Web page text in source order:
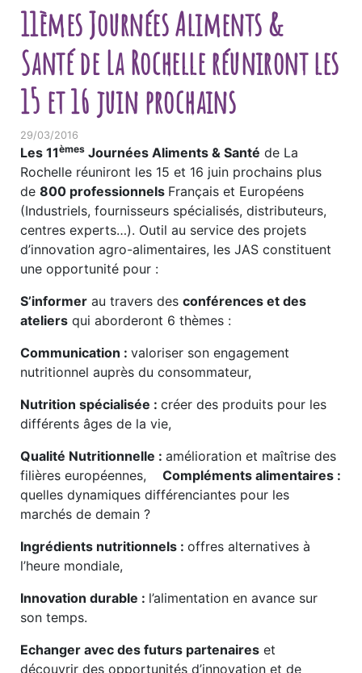
11èmes Journées Aliments &
Santé de La Rochelle réuniront les
15 et 16 juin prochains
29/03/2016
Les 11èmes Journées Aliments & Santé de La
Rochelle réuniront les 15 et 16 juin prochains plus
de 800 professionnels Français et Européens
(Industriels, fournisseurs spécialisés, distributeurs,
centres experts…). Outil au service des projets
d’innovation agro-alimentaires, les JAS constituent
une opportunité pour :
S’informer au travers des conférences et des
ateliers qui aborderont 6 thèmes :
Communication : valoriser son engagement
nutritionnel auprès du consommateur,
Nutrition spécialisée : créer des produits pour les
différents âges de la vie,
Qualité Nutritionnelle : amélioration et maîtrise des
filières européennes, Compléments alimentaires :
quelles dynamiques différenciantes pour les
marchés de demain ?
Ingrédients nutritionnels : offres alternatives à
l’heure mondiale,
Innovation durable : l’alimentation en avance sur
son temps.
Echanger avec des futurs partenaires et
découvrir des opportunités d’innovation et de